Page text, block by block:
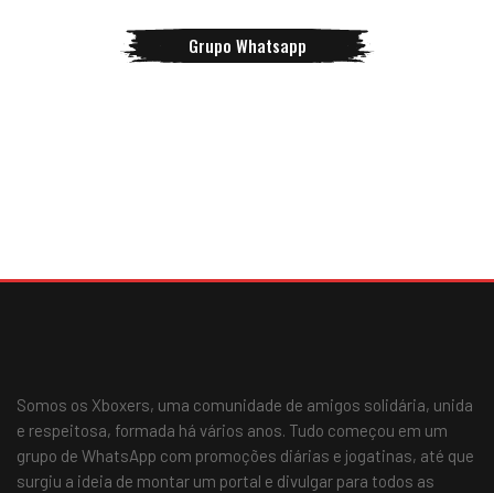
Grupo Whatsapp
Somos os Xboxers, uma comunidade de amigos solidária, unida
e respeitosa, formada há vários anos. Tudo começou em um
grupo de WhatsApp com promoções diárias e jogatinas, até que
surgiu a ideia de montar um portal e divulgar para todos as